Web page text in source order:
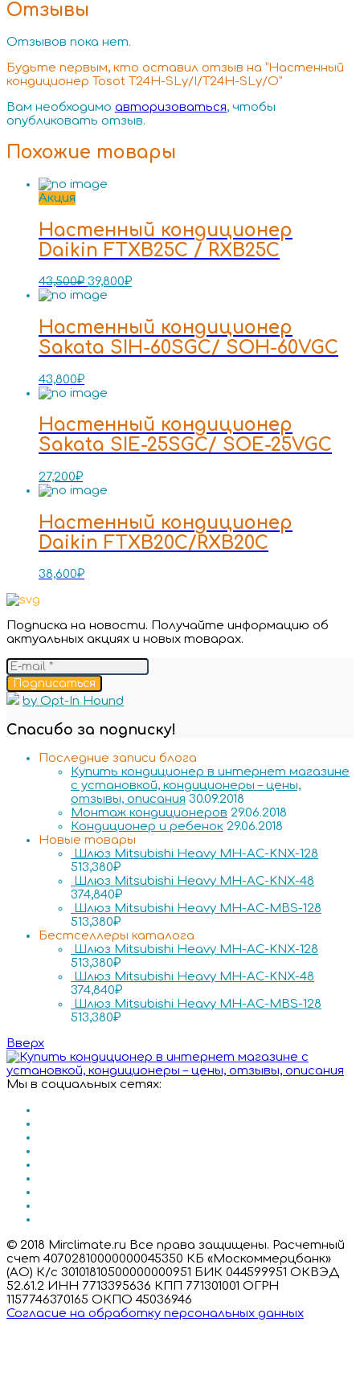
Отзывы
Отзывов пока нет.
Будьте первым, кто оставил отзыв на “Настенный
кондиционер Tosot T24H-SLy/I/T24H-SLy/O”
Вам необходимо авторизоваться, чтобы
опубликовать отзыв.
Похожие товары
Акция
Настенный кондиционер
Daikin FTXB25C / RXB25C
43,500₽ 39,800₽
Настенный кондиционер
Sakata SIH-60SGC/ SOH-60VGC
43,800₽
Настенный кондиционер
Sakata SIE-25SGC/ SOE-25VGC
27,200₽
Настенный кондиционер
Daikin FTXB20C/RXB20C
38,600₽
Подписка на новости. Получайте информацию об
актуальных акциях и новых товарах.
Подписаться
by Opt-In Hound
Спасибо за подписку!
Последние записи блога
Купить кондиционер в интернет магазине
с установкой, кондиционеры – цены,
отзывы, описания 30.09.2018
Монтаж кондиционеров 29.06.2018
Кондиционер и ребенок 29.06.2018
Новые товары
Шлюз Mitsubishi Heavy MH-AC-KNX-128
513,380₽
Шлюз Mitsubishi Heavy MH-AC-KNX-48
374,840₽
Шлюз Mitsubishi Heavy MH-AC-MBS-128
513,380₽
Бестселлеры каталога
Шлюз Mitsubishi Heavy MH-AC-KNX-128
513,380₽
Шлюз Mitsubishi Heavy MH-AC-KNX-48
374,840₽
Шлюз Mitsubishi Heavy MH-AC-MBS-128
513,380₽
Вверх
Мы в социальных сетях:
© 2018 Mirclimate.ru Все права защищены. Расчетный
счет 40702810000000045350 КБ «Москоммерцбанк»
(АО) К/с 30101810500000000951 БИК 044599951 ОКВЭД
52.61.2 ИНН 7713395636 КПП 771301001 ОГРН
1157746370165 ОКПО 45036946
Согласие на обработку персональных данных